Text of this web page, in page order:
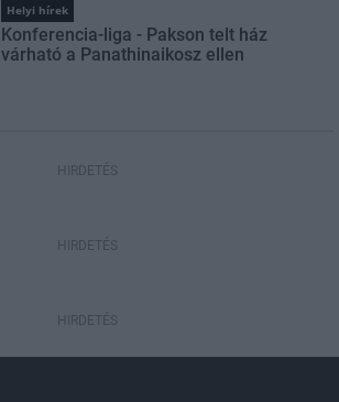
Helyi hírek
Konferencia-liga - Pakson telt ház
várható a Panathinaikosz ellen
HIRDETÉS
HIRDETÉS
HIRDETÉS